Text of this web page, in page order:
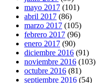
mayo 2017 (101)
abril 2017 (86)
marzo 2017 (105)
febrero 2017 (96)
enero 2017 (90)
diciembre 2016 (91)
noviembre 2016 (103)
octubre 2016 (81)
septiembre 2016 (54)